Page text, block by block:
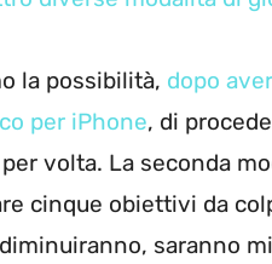
la possibilità, dopo
per iPhone, di
volta. La seconda
cinque obiettivi da
saranno